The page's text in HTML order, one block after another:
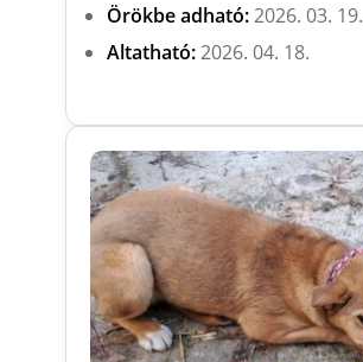
Örökbe adható:2026. 03. 19.
Altatható:2026. 04. 18.